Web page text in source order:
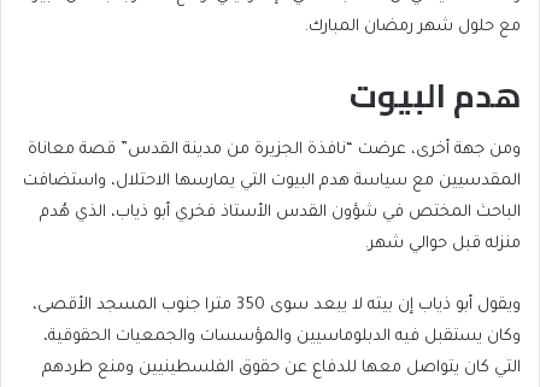
مع حلول شهر رمضان المبارك.
هدم البيوت
ومن جهة أخرى، عرضت “نافذة الجزيرة من مدينة القدس” قصة معاناة
المقدسيين مع سياسة هدم البيوت التي يمارسها الاحتلال، واستضافت
الباحث المختص في شؤون القدس الأستاذ فخري أبو ذياب، الذي هُدم
منزله قبل حوالي شهر.
ويقول أبو ذياب إن بيته لا يبعد سوى 350 مترا جنوب المسجد الأقصى،
وكان يستقبل فيه الدبلوماسيين والمؤسسات والجمعيات الحقوقية،
التي كان يتواصل معها للدفاع عن حقوق الفلسطينيين ومنع طردهم